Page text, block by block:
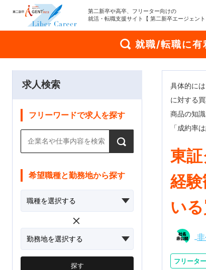
第二新卒や高卒、フリーター向けの
就活・転職支援サイト【 第二新卒エージェント
就職/転職に有
求人検索
フリーワードで求人を探す
希望職種と勤務地から探す
探す
具体的に
に対する
商品の知
「成約率
東
経
い
フリータ